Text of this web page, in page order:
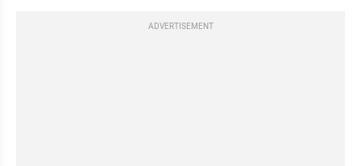
ADVERTISEMENT